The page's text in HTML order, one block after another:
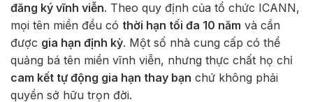
đăng ký vĩnh viễn. Theo quy định của tổ chức ICANN,
mọi tên miền đều có thời hạn tối đa 10 năm và cần
được gia hạn định kỳ. Một số nhà cung cấp có thể
quảng bá tên miền vĩnh viễn, nhưng thực chất họ chỉ
cam kết tự động gia hạn thay bạn chứ không phải
quyền sở hữu trọn đời.